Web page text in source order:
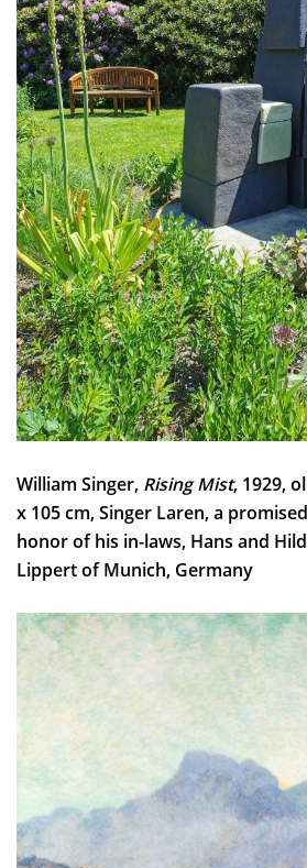
William Singer, Rising Mist, 1929,
x 105 cm, Singer Laren, a
honor of his in-laws, Hans and
Lippert of Munich, Germany